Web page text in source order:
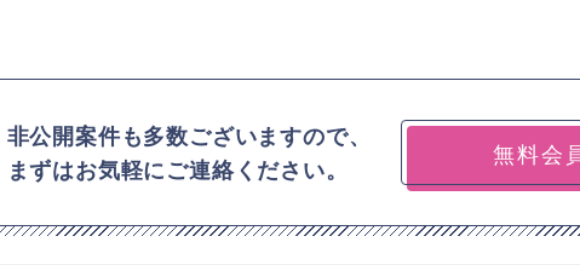
公開案件も多数ございますので、
ずはお気軽にご連絡ください。
無料会